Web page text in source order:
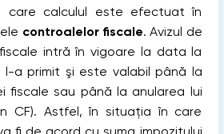
care calculul este efectuat în
controalelor fiscale. Avizul de
intră în vigoare la data la
l-a primit şi este valabil până la
fiscale sau până la anularea lui
CF). Astfel, în situaţia în care